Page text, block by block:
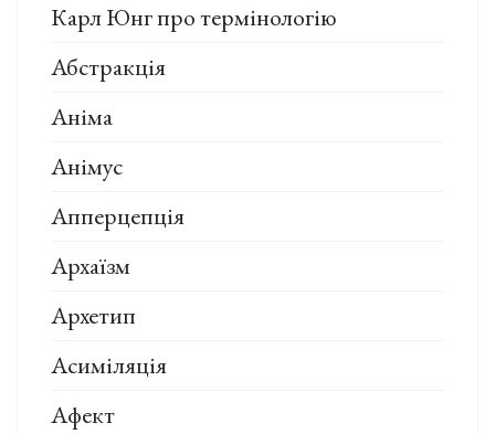
Карл Юнг про термінологію
Абстракція
Аніма
Анімус
Апперцепція
Архаїзм
Архетип
Асиміляція
Афект